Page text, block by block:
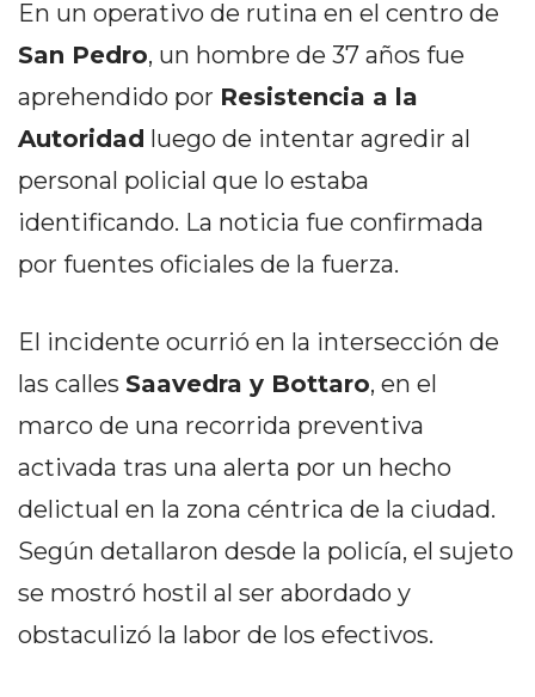
CÓMO FUNCIONA: CREAR
TIENDAS ONLINE CON
PEDIDOS POR WHATSAPP
EN ARGENTINA:
CHANGUITO.COM.AR VS
VENTA POR WHATSAPP
CÓMO RECIBIR PEDIDOS
WHATSAPP: LA GUÍA
DEFINITIVA PARA
RESTAURANTES Y
DELIVERIES
En un operativo de rutina en el centro de
San Pedro, un hombre de 37 años fue
aprehendido por Resistencia a la
Autoridad luego de intentar agredir al
personal policial que lo estaba
identificando. La noticia fue confirmada
por fuentes oficiales de la fuerza.
El incidente ocurrió en la intersección de
las calles Saavedra y Bottaro, en el
marco de una recorrida preventiva
activada tras una alerta por un hecho
delictual en la zona céntrica de la ciudad.
Según detallaron desde la policía, el sujeto
se mostró hostil al ser abordado y
obstaculizó la labor de los efectivos.